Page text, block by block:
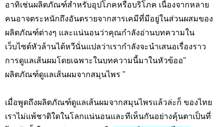
อาทิเช่นผลิตภัณฑ์สำหรับอุปโภคหรือบริโภค เนื่องจากหลาย
คนอาจตระหนักถึงอันตรายจากสารเคมีที่มีอยู่ในส่วนผสมของ
ผลิตภัณฑ์ต่างๆ และแน่นอนว่าคุณกำลังอ่านบทความใน
เว็บไซต์หัวล้านได้หวีนั่นแปลว่าเรากำลังจะนำเสนอเรื่องราว
การดูแลเส้นผมโดยเฉพาะในบทความนี้มาในหัวข้ออ"
ผลิตภัณฑ์ดูแลเส้นผมจากสมุนไพร "
เมื่อพูดถึงผลิตภัณฑ์ดูแลเส้นผมจากสมุนไพรแล้วล่ะก็ ของไทย
เราไม่แพ้ชาติใดในโลกแน่นอนและทีเห็นกันอย่างคุ้นตาเป็นที่